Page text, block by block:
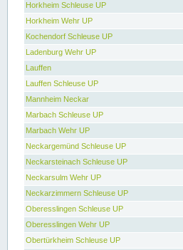
Horkheim Schleuse UP
Horkheim Wehr UP
Kochendorf Schleuse UP
Ladenburg Wehr UP
Lauffen
Lauffen Schleuse UP
Mannheim Neckar
Marbach Schleuse UP
Marbach Wehr UP
Neckargemünd Schleuse UP
Neckarsteinach Schleuse UP
Neckarsulm Wehr UP
Neckarzimmern Schleuse UP
Oberesslingen Schleuse UP
Oberesslingen Wehr UP
Obertürkheim Schleuse UP